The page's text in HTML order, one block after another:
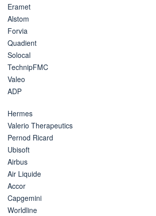
Eramet
Alstom
Forvia
Quadient
Solocal
TechnipFMC
Valeo
ADP
Hermes
Valerio Therapeutics
Pernod Ricard
Ubisoft
Airbus
Air Liquide
Accor
Capgemini
Worldline